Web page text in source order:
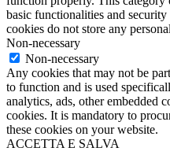
basic functionalities and
cookies do not store any
Non-necessary
Non-necessary
Any cookies that may not be
to function and is used
analytics, ads, other embedded
cookies. It is mandatory to
these cookies on your website.
ACCETTA E SALVA